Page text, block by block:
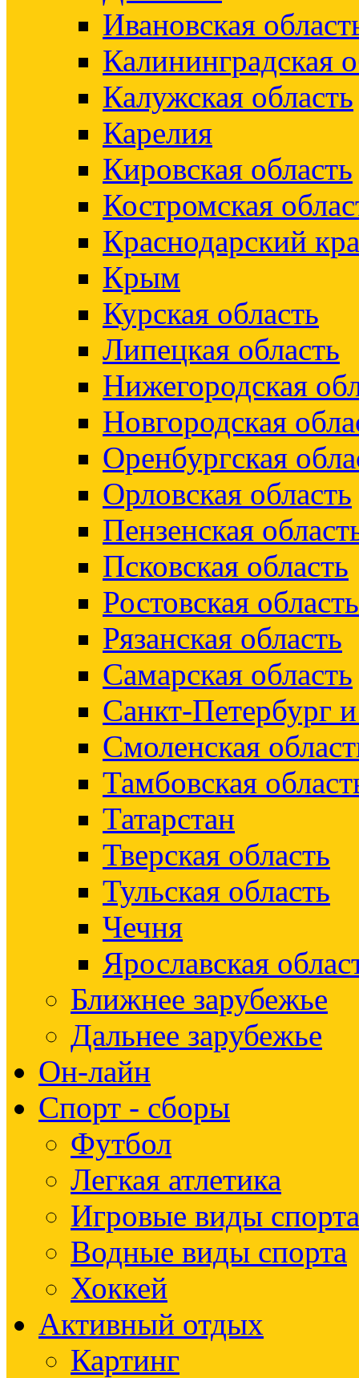
Ивановская
Калининградская
Калужская область
Карелия
Кировская область
Костромская
Краснодарский
Крым
Курская область
Липецкая область
Нижегородская
Новгородская
Оренбургская
Орловская область
Пензенская
Псковская область
Ростовская область
Рязанская область
Самарская область
Санкт-Петербург
Смоленская
Тамбовская
Татарстан
Тверская область
Тульская область
Чечня
Ярославская
Ближнее зарубежье
Дальнее зарубежье
Он-лайн
Спорт - сборы
Футбол
Легкая атлетика
Игровые виды спорта
Водные виды спорта
Хоккей
Активный отдых
Картинг